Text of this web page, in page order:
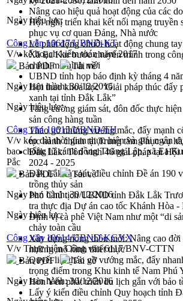
Nâng cao hiệu quả hoạt động của các
Hội nghị triển khai kết nối mạng truyền
phục vụ cơ quan Đảng, Nhà nước
Lễ phát động chuỗi hoạt động chung
Xã Ea Kar bước chuyển mình trong
chính mô hình mới
UBND tỉnh họp báo định kỳ tháng 4
Hội thảo khoa học “Giải pháp thúc đẩy
xanh tại tỉnh Đắk Lắk”
Tăng cường giám sát, đôn đốc thực
sản công hàng tuần
Tháo gỡ những vướng mắc, đẩy mạnh
tục hành chính tại Trung tâm Phục vụ
Đắk Lắk: Tôn vinh 46 giải pháp tại Hội
2024 - 2025
Đắk Lắk rà soát, điều chỉnh Đề án 190
trồng thủy sản
Phó Chủ tịch UBND tỉnh Đắk Lắk
tra thực địa Dự án cao tốc Khánh Hòa
Định vị cà phê Việt Nam như một “di
chảy toàn cầu
Xây dựng nông thôn mới: Nâng cao
những mô hình thiết thực
Quyết liệt tháo gỡ vướng mắc, đẩy
trọng điểm trong Khu kinh tế Nam Phú
Hòn Yến phát triển du lịch gắn với bảo
Lấy ý kiến điều chỉnh Quy hoạch tỉnh
Ngày hiệu lực:
Công văn 10617/UBND-KT
V/v kế hoạch kiểm toán năm 2017
Bản PDF
Tải về
Ngày ban hành:30/12/2016
Ngày hiệu lực:
Công văn 10615/UBND-TH
V/v kéo dài thời gian thực hiện và giải ngân
bao chống lũ cánh đồng Thăng Lập, xã Ea
Pắc
Bản PDF
Tải về
Ngày ban hành:30/12/2016
Ngày hiệu lực:
Công văn 10614/UBND-KGVX
V/v Thực hiện Công văn 6117/BNV-CTTN
Bản PDF
Tải về
Ngày ban hành:30/12/2016